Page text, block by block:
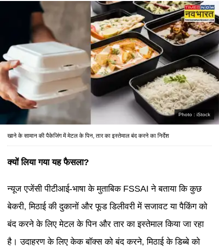
Photo : iStock
खाने के सामान की पैकेजिंग में मेटल के पिन, तार का इस्तेमाल बंद करने का निर्देश
क्यों लिया गया यह फैसला?
न्यूज एजेंसी पीटीआई-भाषा के मुताबिक FSSAI ने बताया कि कुछ
बेकरी, मिठाई की दुकानों और फूड डिलीवरी में सजावट या पैकिंग को
बंद करने के लिए मेटल के पिन और तार का इस्तेमाल किया जा रहा
है। उदाहरण के लिए केक बॉक्स को बंद करने, मिठाई के डिब्बे को